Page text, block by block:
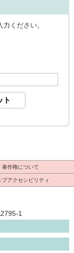
ください。
著作権について
ブアクセシビリティ
1